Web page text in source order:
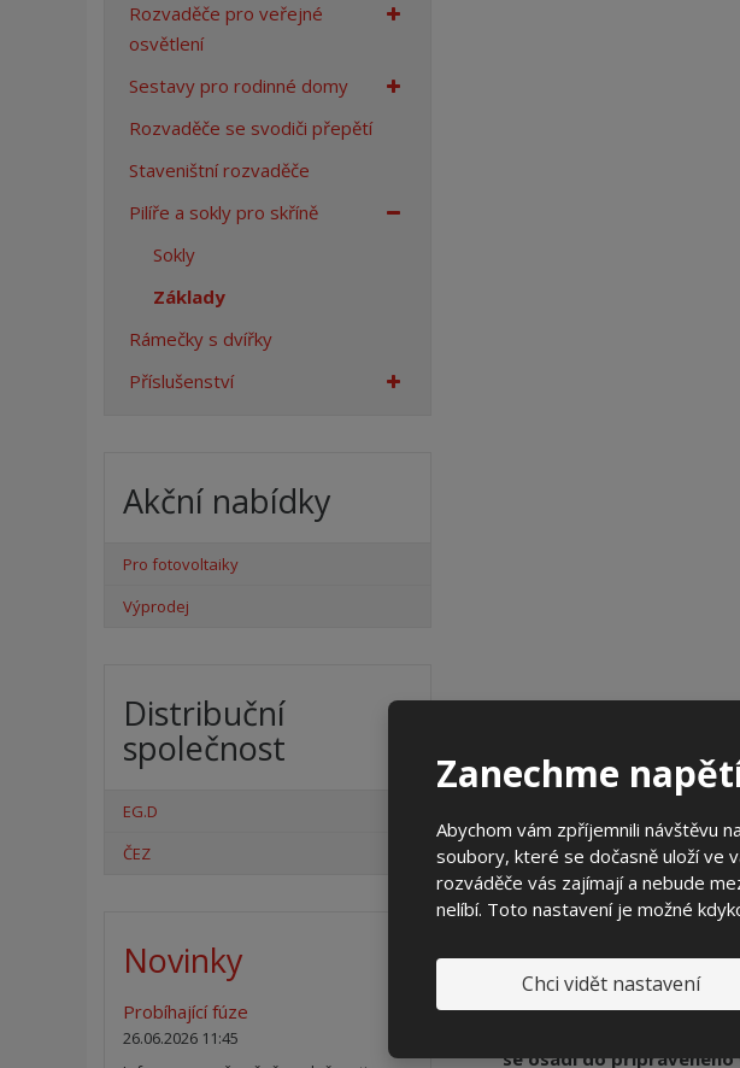
Zanechme
Abychom vám zpříjemnili návštěvu
soubory, které se dočasně uloží ve
rozváděče vás zajímají a nebude
nelíbí. Toto nastavení je možné
Chci vidět nastavení
Základ pro sestavy pilířů
Základ lze jednoduše
a technologických
Pilíře a skříně 3D jsou
a plynoměrové skříně.
se osadí do připraveného
Rozvaděče pro veřejné
osvětlení
Sestavy pro rodinné domy
Rozvaděče se svodiči přepětí
Staveništní rozvaděče
Pilíře a sokly pro skříně
Sokly
Základy
Rámečky s dvířky
Příslušenství
Akční nabídky
Pro fotovoltaiky
Výprodej
Distribuční
společnost
EG.D
ČEZ
Novinky
Probíhající fúze
26.06.2026 11:45